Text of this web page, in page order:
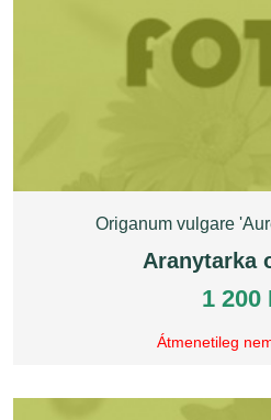
Origanum vulgare
Aranytarka
1 200
Átmenetileg